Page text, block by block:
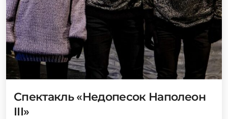
Спектакль «Недопесок Наполеон
III»